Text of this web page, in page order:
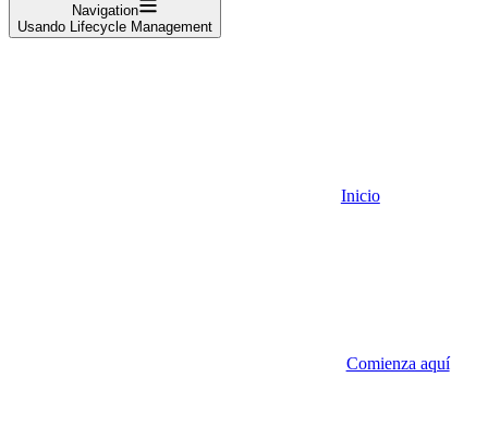
Navigation
Usando Lifecycle Management
Inicio
Comienza aquí